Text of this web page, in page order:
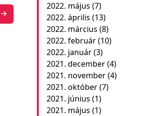
2022. május (7)
2022. április (13)
2022. március (8)
2022. február(10)
2022. január(3)
2021. december(4)
2021. november(4)
2021. október(7)
2021. június (1)
2021. május (1)